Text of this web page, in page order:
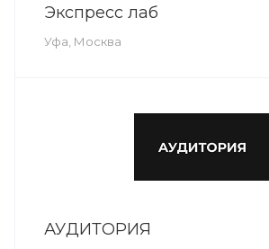
Экспресс лаб
Уфа, Москва
АУДИТОРИЯ